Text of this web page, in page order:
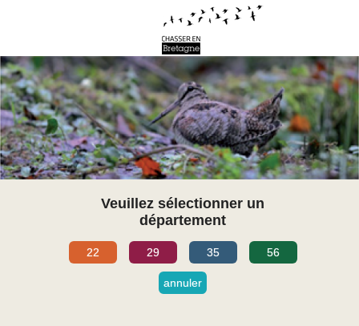
Veuillez sélectionner un
département
22 29 35 56
annuler